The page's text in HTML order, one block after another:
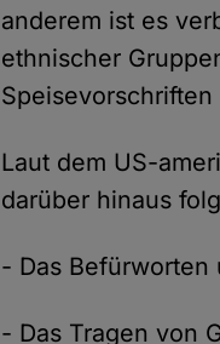
anderem ist es
ethnischer
Laut dem US-
darüber hinaus
- Das Befürworten
- Das Tragen von